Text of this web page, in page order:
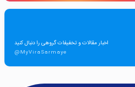
اخبار مقالات و تخفیفات گروهی را دنبال کنید
@MyViraSarmaye